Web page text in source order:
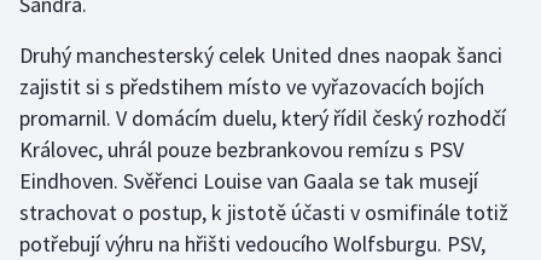
Krasobruslení
Lezení
Lyže a snowboard
Moderní pětiboj
Druhý manchesterský celek United dnes naopak šanci
zajistit si s předstihem místo ve vyřazovacích bojích
promarnil. V domácím duelu, který řídil český rozhodčí
Královec, uhrál pouze bezbrankovou remízu s PSV
Eindhoven. Svěřenci Louise van Gaala se tak musejí
strachovat o postup, k jistotě účasti v osmifinále totiž
potřebují výhru na hřišti vedoucího Wolfsburgu. PSV,